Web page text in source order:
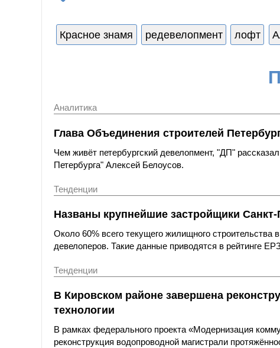
Красное знамя редевелопмент лофт
Аналитика
Глава Объединения строителей
Чем живёт петербургский девелопмент, "ДП"
Петербурга" Алексей Белоусов.
Тенденции
Названы крупнейшие застройщики
Около 60% всего текущего жилищного строительства
девелоперов. Такие данные приводятся в рейтинге
Тенденции
В Кировском районе завершена
технологии
В рамках федерального проекта «Модернизация
реконструкция водопроводной магистрали